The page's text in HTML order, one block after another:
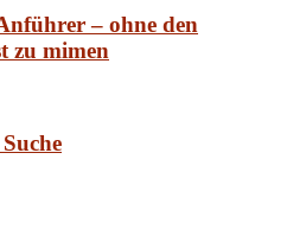
– ohne den
zu mimen